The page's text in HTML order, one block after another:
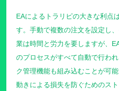
EAによるトラリピの大きな利点
す。手動で複数の注文を設定し
業は時間と労力を要しますが、
のプロセスがすべて自動で行わ
ク管理機能も組み込むことが可
動きによる損失を防ぐためのス